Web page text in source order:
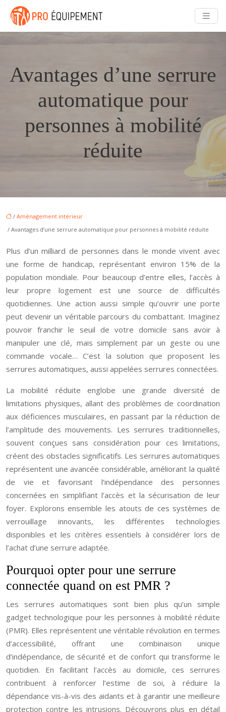
Avantages d’une serrure
automatique pour
personnes à mobilité
réduite
/ Aménagement intérieur
/ Avantages d’une serrure automatique pour personnes à mobilité réduite
Plus d’un milliard de personnes dans le monde vivent avec
une forme de handicap, représentant environ 15% de la
population mondiale. Pour beaucoup d’entre elles, l’accès à
leur propre logement est une source de difficultés
quotidiennes. Une action aussi simple qu’ouvrir une porte
peut devenir un véritable parcours du combattant. Imaginez
pouvoir franchir le seuil de votre domicile sans avoir à
manipuler une clé, mais simplement par un geste ou une
commande vocale… C’est la solution que proposent les
serrures automatiques, aussi appelées serrures connectées.
La mobilité réduite englobe une grande diversité de
limitations physiques, allant des problèmes de coordination
aux déficiences musculaires, en passant par la réduction de
l’amplitude des mouvements. Les serrures traditionnelles,
souvent conçues sans considération pour ces limitations,
créent des obstacles significatifs. Les serrures automatiques
représentent une avancée considérable, améliorant la qualité
de vie et favorisant l’indépendance des personnes
concernées en simplifiant l’accès et la sécurisation de leur
foyer. Explorons ensemble les atouts de ces systèmes de
verrouillage innovants, les différentes technologies
disponibles et les critères essentiels à considérer lors de
l’achat d’une serrure adaptée.
Pourquoi opter pour une serrure
connectée quand on est PMR ?
Les serrures automatiques sont bien plus qu’un simple
gadget technologique pour les personnes à mobilité réduite
(PMR). Elles représentent une véritable révolution en termes
d’accessibilité, offrant une combinaison unique
d’indépendance, de sécurité et de confort qui transforme le
quotidien. En facilitant l’accès au domicile, ces serrures
contribuent à renforcer l’estime de soi, à réduire la
dépendance vis-à-vis des aidants et à garantir une meilleure
protection contre les intrusions. Découvrons plus en détail